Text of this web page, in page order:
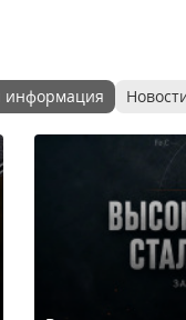
информация